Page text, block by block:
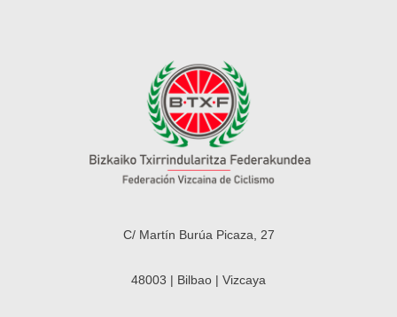
C/ Martín Burúa Picaza, 27
48003 | Bilbao | Vizcaya